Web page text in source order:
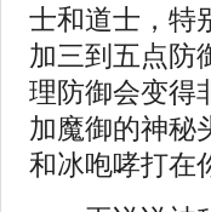
士和道士，特
加三到五点防
理防御会变得
加魔御的神秘
和冰咆哮打在